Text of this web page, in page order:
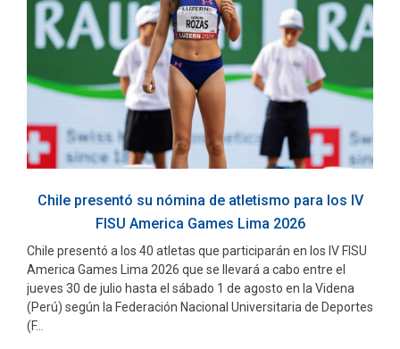
Chile presentó su nómina de atletismo para los IV
FISU America Games Lima 2026
Chile presentó a los 40 atletas que participarán en los IV FISU
America Games Lima 2026 que se llevará a cabo entre el
jueves 30 de julio hasta el sábado 1 de agosto en la Videna
(Perú) según la Federación Nacional Universitaria de Deportes
(F...